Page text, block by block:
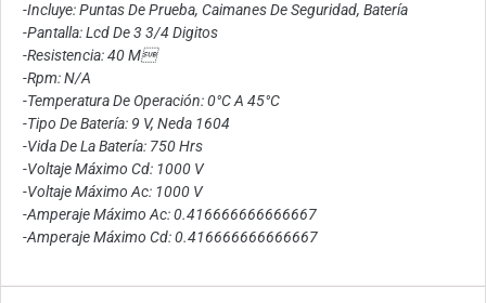
-Incluye: Puntas De Prueba, Caimanes De Seguridad, Batería
-Pantalla: Lcd De 3 3/4 Digitos
-Resistencia: 40 M
-Rpm: N/A
-Temperatura De Operación: 0°C A 45°C
-Tipo De Batería: 9 V, Neda 1604
-Vida De La Batería: 750 Hrs
-Voltaje Máximo Cd: 1000 V
-Voltaje Máximo Ac: 1000 V
-Amperaje Máximo Ac: 0.416666666666667
-Amperaje Máximo Cd: 0.416666666666667